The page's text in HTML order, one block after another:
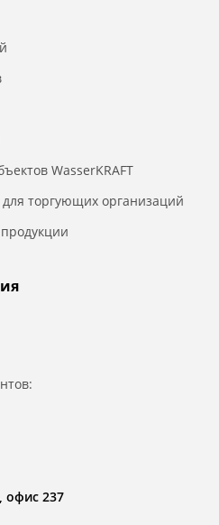
WasserKRAFT
торгующих организаций
офис 237